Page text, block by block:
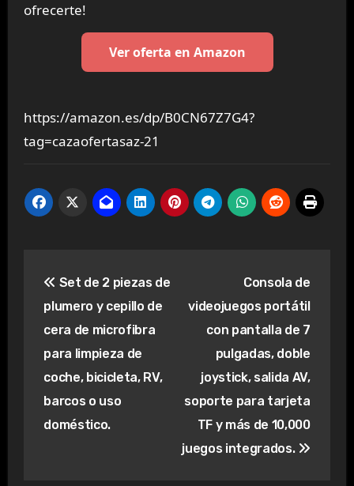
ofrecerte!
Ver oferta en Amazon
https://amazon.es/dp/B0CN67Z7G4?
tag=cazaofertasaz-21
de
entradas
Set de 2 piezas de
plumero y cepillo de
cera de microfibra
para limpieza de
coche, bicicleta, RV,
barcos o uso
doméstico.
Consola de
videojuegos portátil
con pantalla de 7
pulgadas, doble
joystick, salida AV,
soporte para tarjeta
TF y más de 10,000
juegos integrados.